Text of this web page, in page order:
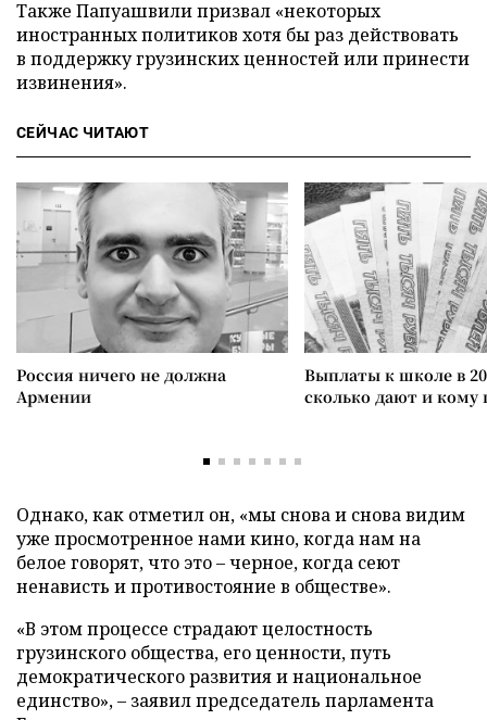
Также Папуашвили призвал «некоторых
иностранных политиков хотя бы раз действовать
в поддержку грузинских ценностей или принести
извинения».
СЕЙЧАС ЧИТАЮТ
Россия ничего не должна
Армении
Выплаты к школе в
сколько дают и
Однако, как отметил он, «мы снова и снова видим
уже просмотренное нами кино, когда нам на
белое говорят, что это – черное, когда сеют
ненависть и противостояние в обществе».
«В этом процессе страдают целостность
грузинского общества, его ценности, путь
демократического развития и национальное
единство», – заявил председатель парламента